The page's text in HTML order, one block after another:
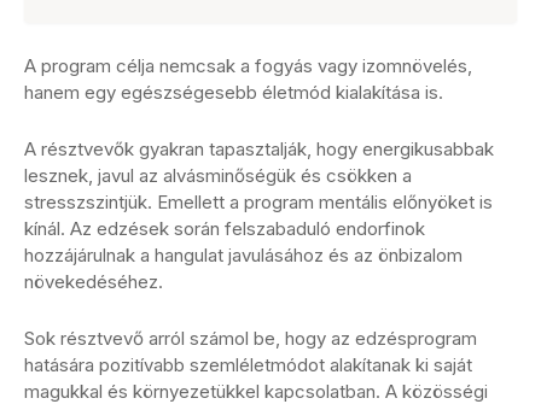
A program célja nemcsak a fogyás vagy izomnövelés,
hanem egy egészségesebb életmód kialakítása is.
A résztvevők gyakran tapasztalják, hogy energikusabbak
lesznek, javul az alvásminőségük és csökken a
stresszszintjük. Emellett a program mentális előnyöket is
kínál. Az edzések során felszabaduló endorfinok
hozzájárulnak a hangulat javulásához és az önbizalom
növekedéséhez.
Sok résztvevő arról számol be, hogy az edzésprogram
hatására pozitívabb szemléletmódot alakítanak ki saját
magukkal és környezetükkel kapcsolatban. A közösségi